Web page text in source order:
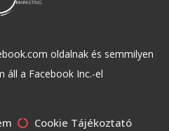
oldalnak és semmilyen
áll a Facebook Inc.-el
Cookie Tájékoztató